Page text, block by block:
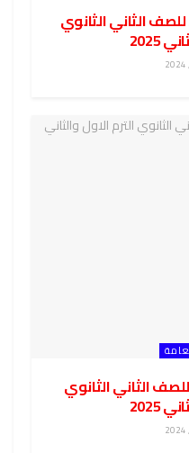
الثاني الثانوي
2025
الثاني الثانوي
2025